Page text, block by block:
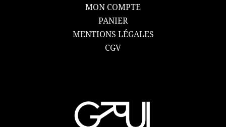
MON COMPTE
PANIER
MENTIONS LÉGALES
CGV